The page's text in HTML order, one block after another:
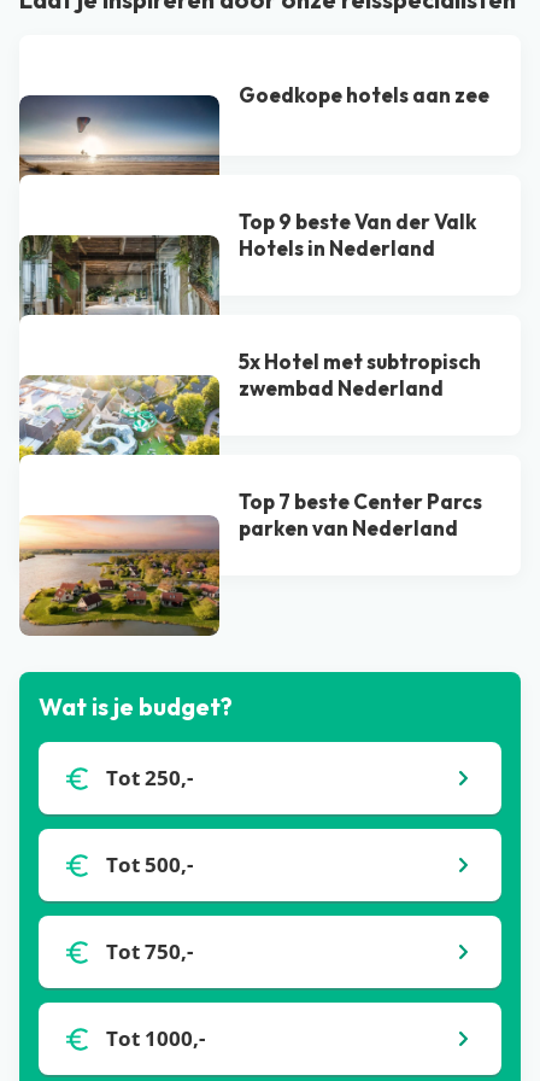
Goedkope hotels aan zee
Top 9 beste Van der Valk
Hotel​s in Nederland
5x Hotel met subtropisch
zwembad Nederland
Top 7 beste Center Parcs
parken van Nederland
Bekijk alle blogs
Wat is je budget?
Tot 250,-
Tot 500,-
Tot 750,-
Tot 1000,-